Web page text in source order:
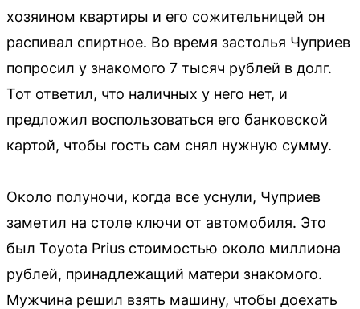
хозяином квартиры и его сожительницей он
распивал спиртное. Во время застолья Чуприев
попросил у знакомого 7 тысяч рублей в долг.
Тот ответил, что наличных у него нет, и
предложил воспользоваться его банковской
картой, чтобы гость сам снял нужную сумму.
Около полуночи, когда все уснули, Чуприев
заметил на столе ключи от автомобиля. Это
был Toyota Prius стоимостью около миллиона
рублей, принадлежащий матери знакомого.
Мужчина решил взять машину, чтобы доехать